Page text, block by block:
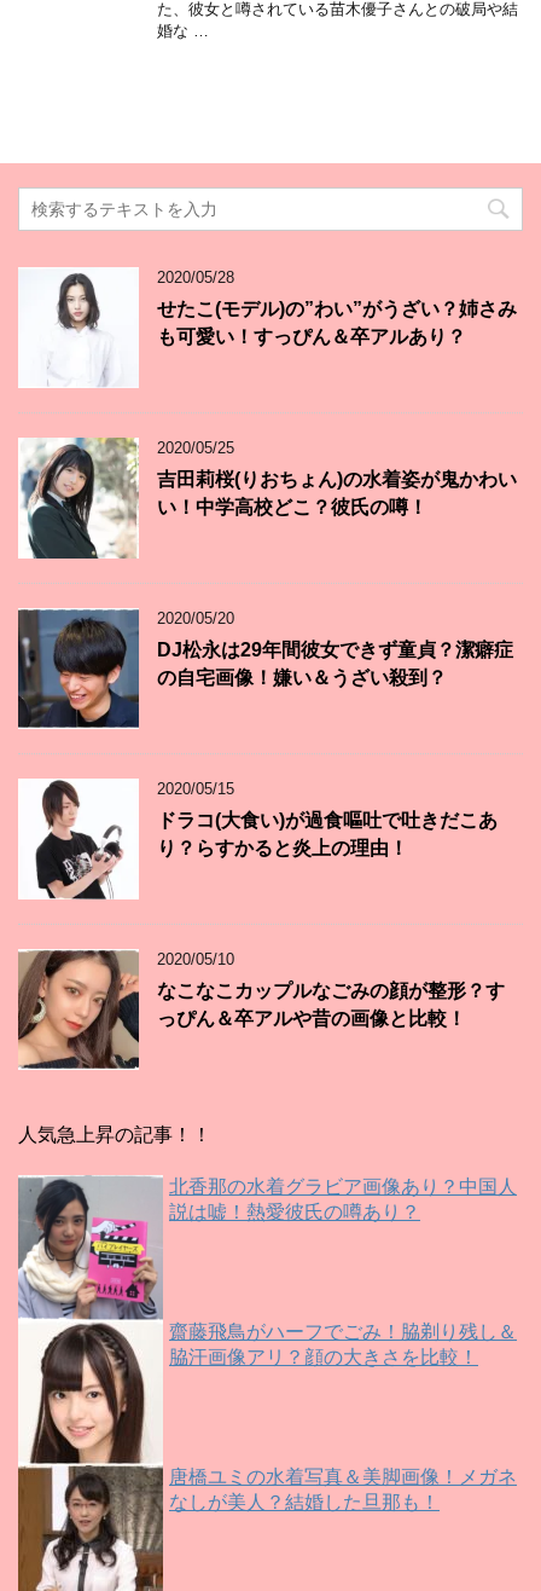
た、彼女と噂されている苗木優子さんとの破局や結
婚な …
2020/05/28
せたこ(モデル)の”わい”がうざい？姉さみ
も可愛い！すっぴん＆卒アルあり？
2020/05/25
吉田莉桜(りおちょん)の水着姿が鬼かわい
い！中学高校どこ？彼氏の噂！
2020/05/20
DJ松永は29年間彼女できず童貞？潔癖症
の自宅画像！嫌い＆うざい殺到？
2020/05/15
ドラコ(大食い)が過食嘔吐で吐きだこあ
り？らすかると炎上の理由！
2020/05/10
なこなこカップルなごみの顔が整形？す
っぴん＆卒アルや昔の画像と比較！
人気急上昇の記事！！
北香那の水着グラビア画像あり？中国人
説は嘘！熱愛彼氏の噂あり？
齋藤飛鳥がハーフでごみ！脇剃り残し＆
脇汗画像アリ？顔の大きさを比較！
唐橋ユミの水着写真＆美脚画像！メガネ
なしが美人？結婚した旦那も！